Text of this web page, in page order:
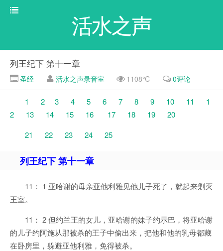
活水之声
列王纪下 第十一章
圣经 活水之声录音室 1108℃ 0评论
1 2 3 4 5 6 7 8 9 10 11
1
2
13 14 15 16 17 18 19
20
21
22 23 24 25
列王纪下 第十一章
11： 1 亚哈谢的母亲亚他利雅见他儿子死了，就起来剿灭
王室。
11： 2 但约兰王的女儿，亚哈谢的妹子约示巴，将亚哈谢
的儿子约阿施从那被杀的王子中偷出来，把他和他的乳母都藏
在卧房里，躲避亚他利雅，免得被杀。